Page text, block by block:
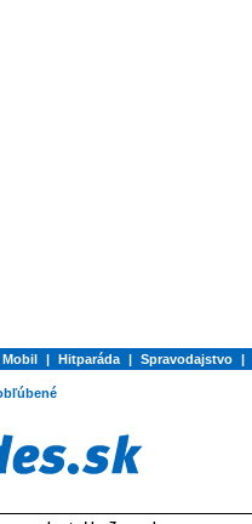
Mobil | Hitparáda | Spravodajstvo |